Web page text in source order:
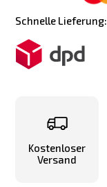
Schnelle Lieferung:
Kostenloser
Versand